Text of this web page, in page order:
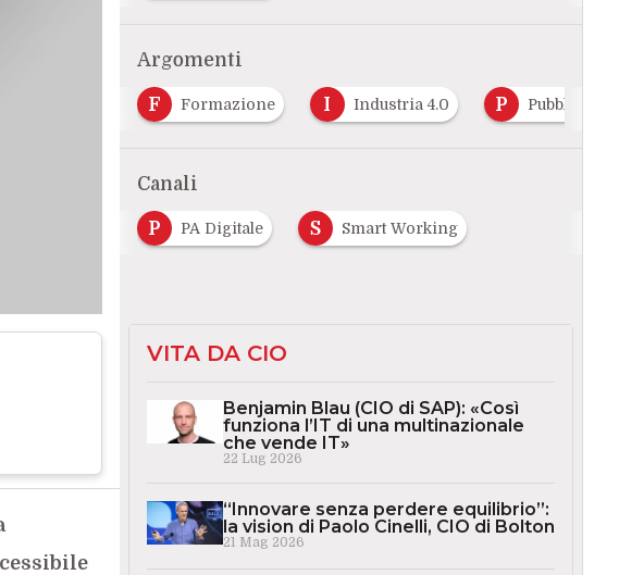
Argomenti
Formazione I Industria 4.0 P Pubblica Amministrazione
Canali
P PA Digitale S Smart Working
VITA DA CIO
Benjamin Blau (CIO di SAP): «Così
funziona l’IT di una multinazionale
che vende IT»
22 Lug 2026
“Innovare senza perdere equilibrio”:
la vision di Paolo Cinelli, CIO di Bolton
21 Mag 2026